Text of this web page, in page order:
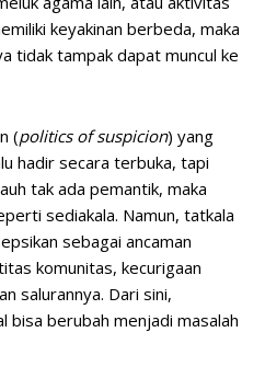
keyakinan berbeda, maka
tidak tampak dapat muncul ke
(politics of suspicion) yang
hadir secara terbuka, tapi
tak ada pemantik, maka
sediakala. Namun, tatkala
sebagai ancaman
komunitas, kecurigaan
salurannya. Dari sini,
bisa berubah menjadi masalah